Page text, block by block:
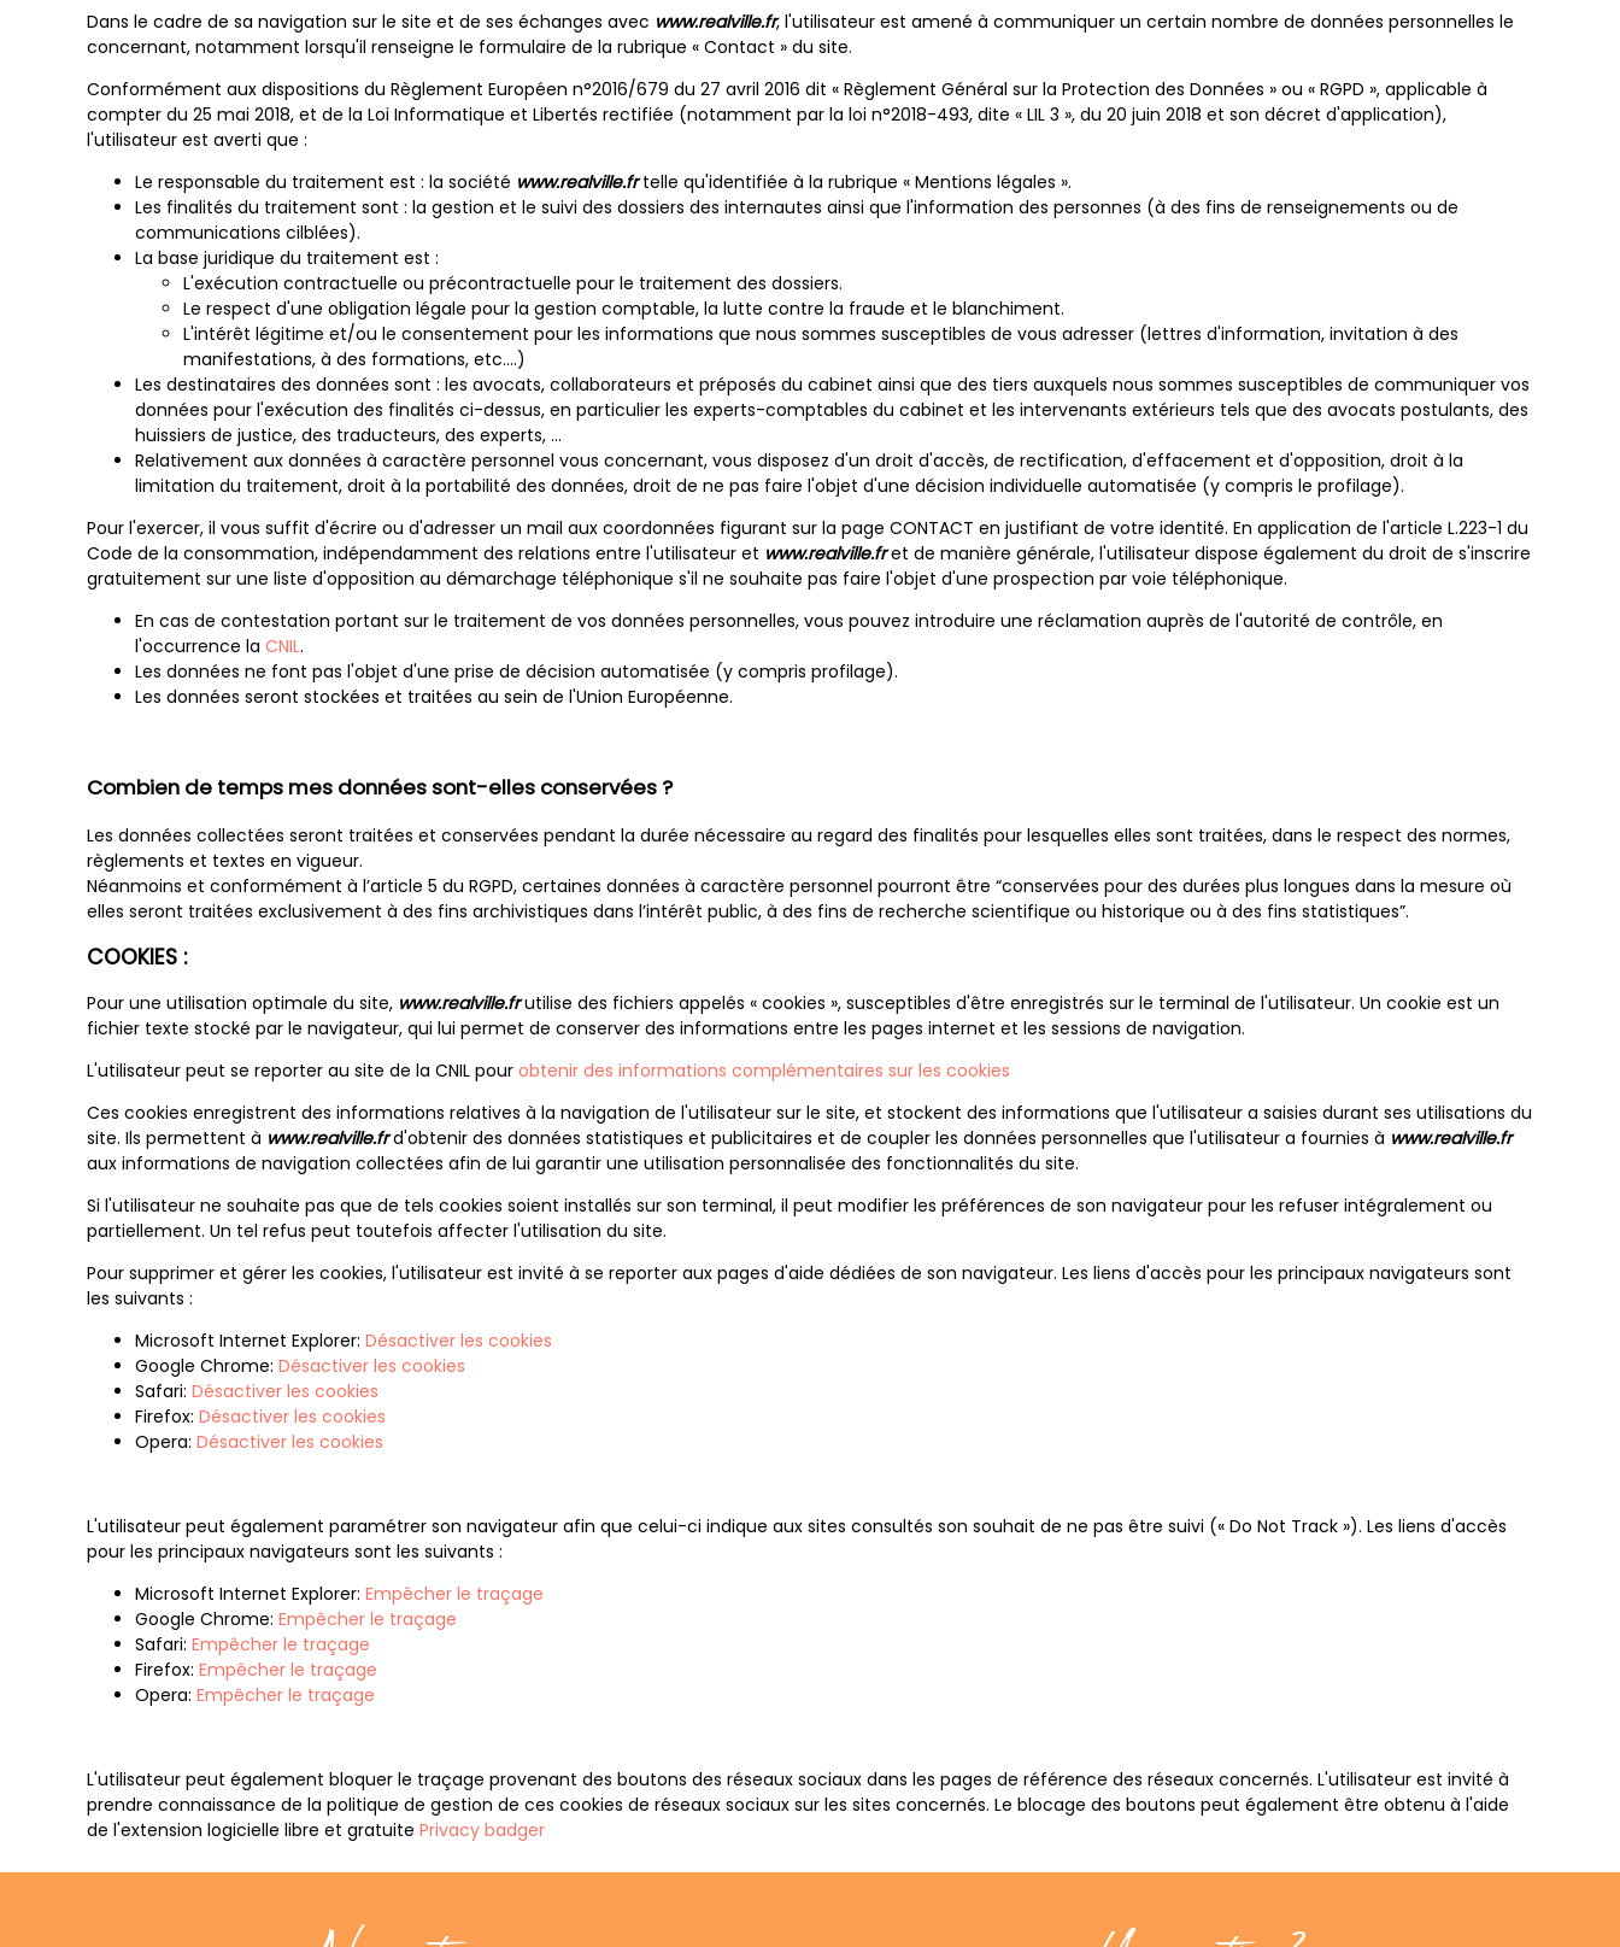
Dans le cadre de sa navigation sur le site et de ses échanges avec www.realville.fr, l'utilisateur est amené à communiquer un certain nombre de données personnelles le
concernant, notamment lorsqu'il renseigne le formulaire de la rubrique « Contact » du site.
Conformément aux dispositions du Règlement Européen n°2016/679 du 27 avril 2016 dit « Règlement Général sur la Protection des Données » ou « RGPD », applicable à
compter du 25 mai 2018, et de la Loi Informatique et Libertés rectifiée (notamment par la loi n°2018-493, dite « LIL 3 », du 20 juin 2018 et son décret d'application),
l'utilisateur est averti que :
Le responsable du traitement est : la société www.realville.frtelle qu'identifiée à la rubrique « Mentions légales ».
Les finalités du traitement sont : la gestion et le suivi des dossiers des internautes ainsi que l'information des personnes (à des fins de renseignements ou de
communications cilblées).
La base juridique du traitement est :
L'exécution contractuelle ou précontractuelle pour le traitement des dossiers.
Le respect d'une obligation légale pour la gestion comptable, la lutte contre la fraude et le blanchiment.
L'intérêt légitime et/ou le consentement pour les informations que nous sommes susceptibles de vous adresser (lettres d'information, invitation à des
manifestations, à des formations, etc.…)
Les destinataires des données sont : les avocats, collaborateurs et préposés du cabinet ainsi que des tiers auxquels nous sommes susceptibles de communiquer vos
données pour l'exécution des finalités ci-dessus, en particulier les experts-comptables du cabinet et les intervenants extérieurs tels que des avocats postulants, des
huissiers de justice, des traducteurs, des experts, …
Relativement aux données à caractère personnel vous concernant, vous disposez d'un droit d'accès, de rectification, d'effacement et d'opposition, droit à la
limitation du traitement, droit à la portabilité des données, droit de ne pas faire l'objet d'une décision individuelle automatisée (y compris le profilage).
Pour l'exercer, il vous suffit d'écrire ou d'adresser un mail aux coordonnées figurant sur la page CONTACT en justifiant de votre identité. En application de l'article L.223-1 du
Code de la consommation, indépendamment des relations entre l'utilisateur et www.realville.fret de manière générale, l'utilisateur dispose également du droit de s'inscrire
gratuitement sur une liste d'opposition au démarchage téléphonique s'il ne souhaite pas faire l'objet d'une prospection par voie téléphonique.
En cas de contestation portant sur le traitement de vos données personnelles, vous pouvez introduire une réclamation auprès de l'autorité de contrôle, en
l'occurrence la CNIL.
Les données ne font pas l'objet d'une prise de décision automatisée (y compris profilage).
Les données seront stockées et traitées au sein de l'Union Européenne.
Combien de temps mes données sont-elles conservées ?
Les données collectées seront traitées et conservées pendant la durée nécessaire au regard des finalités pour lesquelles elles sont traitées, dans le respect des normes,
règlements et textes en vigueur.
Néanmoins et conformément à l’article 5 du RGPD, certaines données à caractère personnel pourront être “conservées pour des durées plus longues dans la mesure où
elles seront traitées exclusivement à des fins archivistiques dans l’intérêt public, à des fins de recherche scientifique ou historique ou à des fins statistiques”.
COOKIES :
Pour une utilisation optimale du site, www.realville.frutilise des fichiers appelés « cookies », susceptibles d'être enregistrés sur le terminal de l'utilisateur. Un cookie est un
fichier texte stocké par le navigateur, qui lui permet de conserver des informations entre les pages internet et les sessions de navigation.
L'utilisateur peut se reporter au site de la CNIL pour obtenir des informations complémentaires sur les cookies
Ces cookies enregistrent des informations relatives à la navigation de l'utilisateur sur le site, et stockent des informations que l'utilisateur a saisies durant ses utilisations du
site. Ils permettent à www.realville.frd'obtenir des données statistiques et publicitaires et de coupler les données personnelles que l'utilisateur a fournies à www.realville.fr
aux informations de navigation collectées afin de lui garantir une utilisation personnalisée des fonctionnalités du site.
Si l'utilisateur ne souhaite pas que de tels cookies soient installés sur son terminal, il peut modifier les préférences de son navigateur pour les refuser intégralement ou
partiellement. Un tel refus peut toutefois affecter l'utilisation du site.
Pour supprimer et gérer les cookies, l'utilisateur est invité à se reporter aux pages d'aide dédiées de son navigateur. Les liens d'accès pour les principaux navigateurs sont
les suivants :
Microsoft Internet Explorer: Désactiver les cookies
Google Chrome: Désactiver les cookies
Safari: Désactiver les cookies
Firefox: Désactiver les cookies
Opera: Désactiver les cookies
L'utilisateur peut également paramétrer son navigateur afin que celui-ci indique aux sites consultés son souhait de ne pas être suivi (« Do Not Track »). Les liens d'accès
pour les principaux navigateurs sont les suivants :
Microsoft Internet Explorer: Empêcher le traçage
Google Chrome: Empêcher le traçage
Safari: Empêcher le traçage
Firefox: Empêcher le traçage
Opera: Empêcher le traçage
L'utilisateur peut également bloquer le traçage provenant des boutons des réseaux sociaux dans les pages de référence des réseaux concernés. L'utilisateur est invité à
prendre connaissance de la politique de gestion de ces cookies de réseaux sociaux sur les sites concernés. Le blocage des boutons peut également être obtenu à l'aide
de l'extension logicielle libre et gratuite Privacy badger